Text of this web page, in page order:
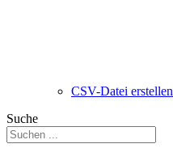
CSV-Datei erstellen
Suche